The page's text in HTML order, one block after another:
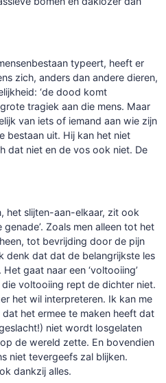
typeert, heeft er
zich, anders dan andere dieren,
‘de dood komt
tragiek aan die mens. Maar
van iets of iemand aan wie zijn
bestaan uit. Hij kan het niet
dat niet en de vos ook niet. De
het slijten-aan-elkaar, zit ook
genade’. Zoals men alleen tot het
tot bevrijding door de pijn
denk dat dat de belangrijkste les
gaat naar een ‘voltooiing’
voltooiing rept de dichter niet.
het wil interpreteren. Ik kan me
het ermee te maken heeft dat
niet wordt losgelaten
de wereld zette. En bovendien
niet tevergeefs zal blijken.
dankzij alles.